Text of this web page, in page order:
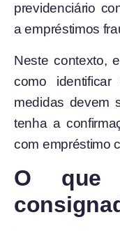
previdenciário
a empréstimos
Neste contexto,
como
medidas devem
tenha a
com empréstimo
O que